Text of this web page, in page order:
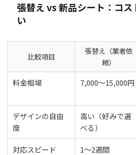
張替え vs 新品シート：コ
い
比較項目
張替え（業者依
頼）
料金相場 7,000〜15,000円
デザインの自由
度
高い（好みで選
べる）
対応スピード 1〜2週間